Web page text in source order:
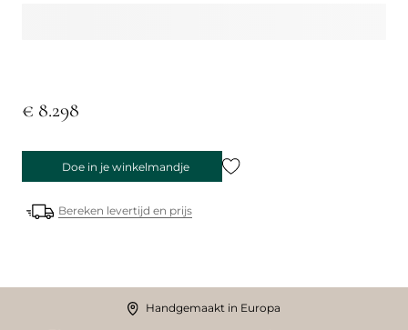
€ 8.298
Doe in je winkelmandje
Bereken levertijd en prijs
Handgemaakt in Europa